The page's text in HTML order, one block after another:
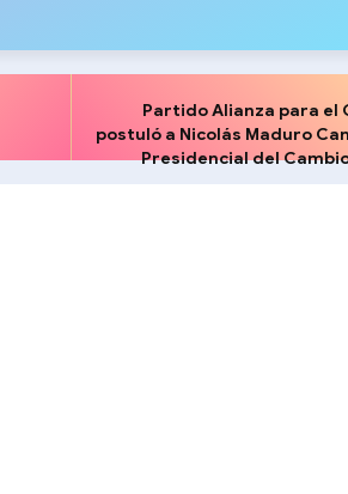
Partido Alianza para el
postuló a Nicolás Maduro
Presidencial del